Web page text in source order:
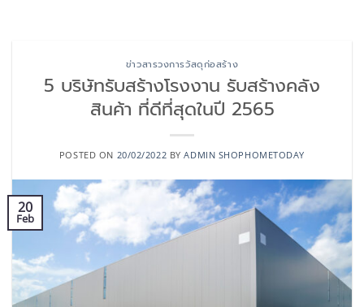
ข่าวสารวงการวัสดุก่อสร้าง
5 บริษัทรับสร้างโรงงาน รับสร้างคลัง
สินค้า ที่ดีที่สุดในปี 2565
POSTED ON 20/02/2022 BYADMIN SHOPHOMETODAY
20
Feb